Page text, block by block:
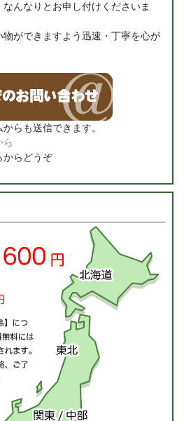
んなりとお申し付けくださいま
ができますよう迅速・丁寧を心が
らも送信できます。
ら
からどうぞ